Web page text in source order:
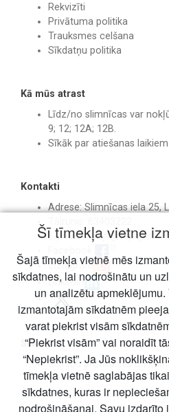
Rekvizīti
Privātuma politika
Trauksmes celšana
Sīkdatņu politika
Kā mūs atrast
Līdz/no slimnīcas var
9; 12; 12A; 12B.
Sīkāk par atiešanas
Kontakti
Adrese: Slimnīcas iela 25,
E-pasts:
Instagram
Linkedin
Svarīgi
Slimību profilakses un
Šī tīmekļa vietne
Šajā tīmekļa vietnē mēs
sīkdatnes, lai nodrošinātu un
un analizētu
izmantotajām sīkdatnēm
varat piekrist visām
“Piekrist visām” vai noraidīt
“Nepiekrist”. Ja Jūs
tīmekļa vietnē saglabājas
sīkdatnes, kuras ir
nodrošināšanai. Savu izdarīto